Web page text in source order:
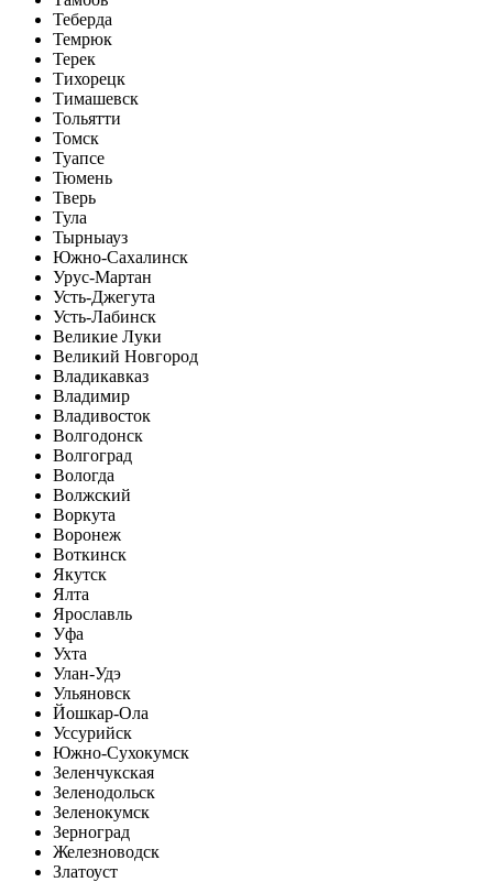
Теберда
Темрюк
Терек
Тихорецк
Тимашевск
Тольятти
Томск
Туапсе
Тюмень
Тверь
Тула
Тырныауз
Южно-Сахалинск
Урус-Мартан
Усть-Джегута
Усть-Лабинск
Великие Луки
Великий Новгород
Владикавказ
Владимир
Владивосток
Волгодонск
Волгоград
Вологда
Волжский
Воркута
Воронеж
Воткинск
Якутск
Ялта
Ярославль
Уфа
Ухта
Улан-Удэ
Ульяновск
Йошкар-Ола
Уссурийск
Южно-Сухокумск
Зеленчукская
Зеленодольск
Зеленокумск
Зерноград
Железноводск
Златоуст